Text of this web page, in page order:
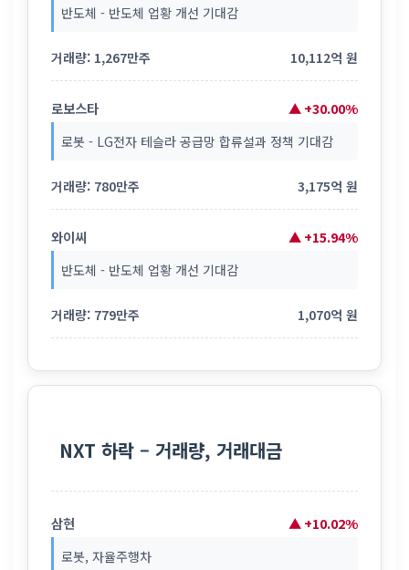
반도체 - 반도체 업황 개선 기대감
거래량: 1,267만주 10,112억 원
로보스타 ▲ +30.00%
로봇 - LG전자 테슬라 공급망 합류설과 정책 기대감
거래량: 780만주 3,175억 원
와이씨 ▲ +15.94%
반도체 - 반도체 업황 개선 기대감
거래량: 779만주 1,070억 원
NXT 하락 – 거래량, 거래대금
삼현 ▲ +10.02%
로봇, 자율주행차